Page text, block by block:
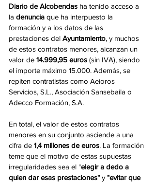
Diario de Alcobendas ha tenido acceso a
la denuncia que ha interpuesto la
formación y a los datos de las
prestaciones del Ayuntamiento, y muchos
de estos contratos menores, alcanzan un
valor de 14.999,95 euros (sin IVA), siendo
el importe máximo 15.000. Además, se
repiten contratistas como Aeioros
Servicios, S.L., Asociación Sansebaila o
Adecco Formación, S.A.
En total, el valor de estos contratos
menores en su conjunto asciende a una
cifra de 1,4 millones de euros. La formación
teme que el motivo de estas supuestas
irregularidades sea el "elegir a dedo a
quien dar esas prestaciones" y "evitar que